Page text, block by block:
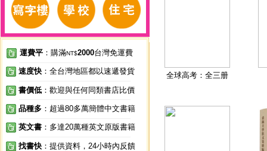
運費平 ：購滿NT$2000台灣免運費
速度快 ：全台灣地區都以速遞發貨
書價低 ：歡迎與任何同類書店比價
品種多 ：超過80多萬簡體中文書籍
英文書 ：多達20萬種英文原版書籍
找書快 ：提供資料，24小時內反饋
全球高考：全三册